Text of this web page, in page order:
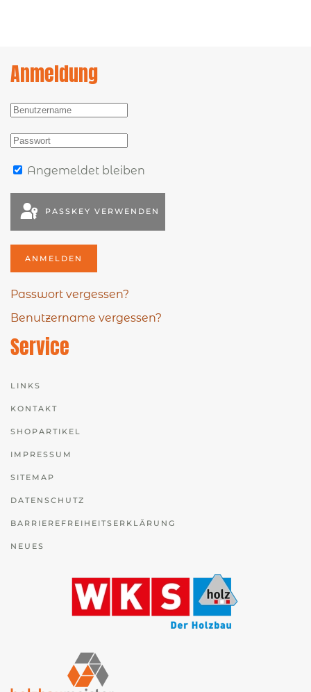
Anmeldung
Angemeldet bleiben
PASSKEY VERWENDEN
ANMELDEN
Passwort vergessen?
Benutzername vergessen?
Service
LINKS
KONTAKT
SHOPARTIKEL
IMPRESSUM
SITEMAP
DATENSCHUTZ
BARRIEREFREIHEITSERKLÄRUNG
NEUES